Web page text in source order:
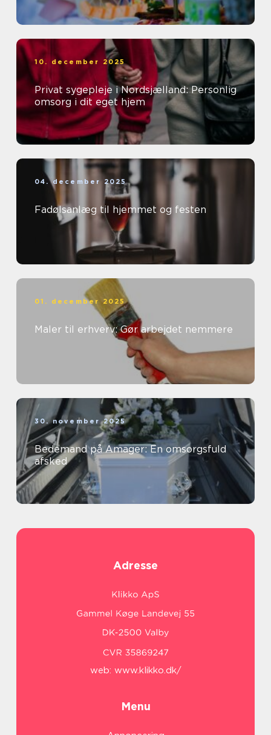
10. december 2025
Privat sygepleje i Nordsjælland: Personlig
omsorg i dit eget hjem
04. december 2025
Fadølsanlæg til hjemmet og festen
01. december 2025
Maler til erhverv: Gør arbejdet nemmere
30. november 2025
Bedemand på Amager: En omsorgsfuld
afsked
Adresse
web: www.klikko.dk/
Menu